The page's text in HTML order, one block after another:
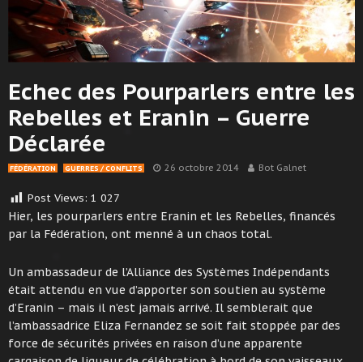
Echec des Pourparlers entre les
Rebelles et Eranin – Guerre
Déclarée
FÉDÉRATION GUERRES / CONFLITS 26 octobre 2014 Bot Galnet
Post Views: 1 027
Hier, les pourparlers entre Eranin et les Rebelles, financés
par la Fédération, ont menné à un chaos total.
Un ambassadeur de l’Alliance des Systèmes Indépendants
était attendu en vue d’apporter son soutien au système
d’Eranin – mais il n’est jamais arrivé. Il semblerait que
l’ambassadrice Eliza Fernandez se soit fait stoppée par des
force de sécurités privées en raison d’une apparente